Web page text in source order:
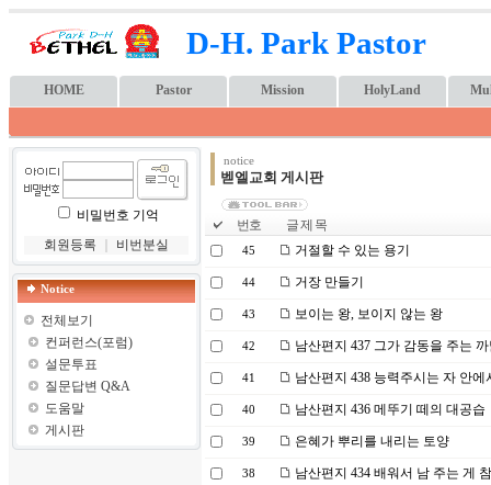
D-H. Park Pastor
HOME Pastor Mission HolyLand
비밀번호 기억
회원등록
비번분실
Notice
전체보기
컨퍼런스(포럼)
설문투표
질문답변 Q&A
도움말
게시판
notice
벧엘교회 게시판
번호 글 제 목
45 거절할 수 있는 용기
44 거장 만들기
43 보이는 왕, 보이지 않는 왕
42 남산편지 437 그가 감동을 주는
41 남산편지 438 능력주시는 자 안에
40 남산편지 436 메뚜기 떼의 대공습
39 은혜가 뿌리를 내리는 토양
38 남산편지 434 배워서 남 주는 게